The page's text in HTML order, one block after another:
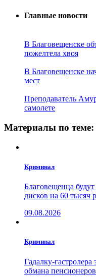
Главные новости
В Благовещенске
пожелтела хвоя
В Благовещенске
мест
Преподаватель
самолете
Материалы по теме:
Криминал
Благовещенца
дисков на 60 тысяч
09.08.2026
Криминал
Гадалку-
обмана